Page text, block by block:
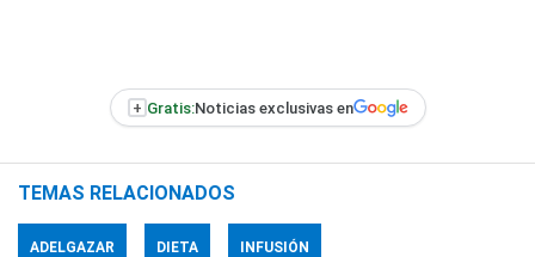
+ Gratis:Noticias exclusivas en
TEMAS RELACIONADOS
ADELGAZAR DIETA INFUSIÓN